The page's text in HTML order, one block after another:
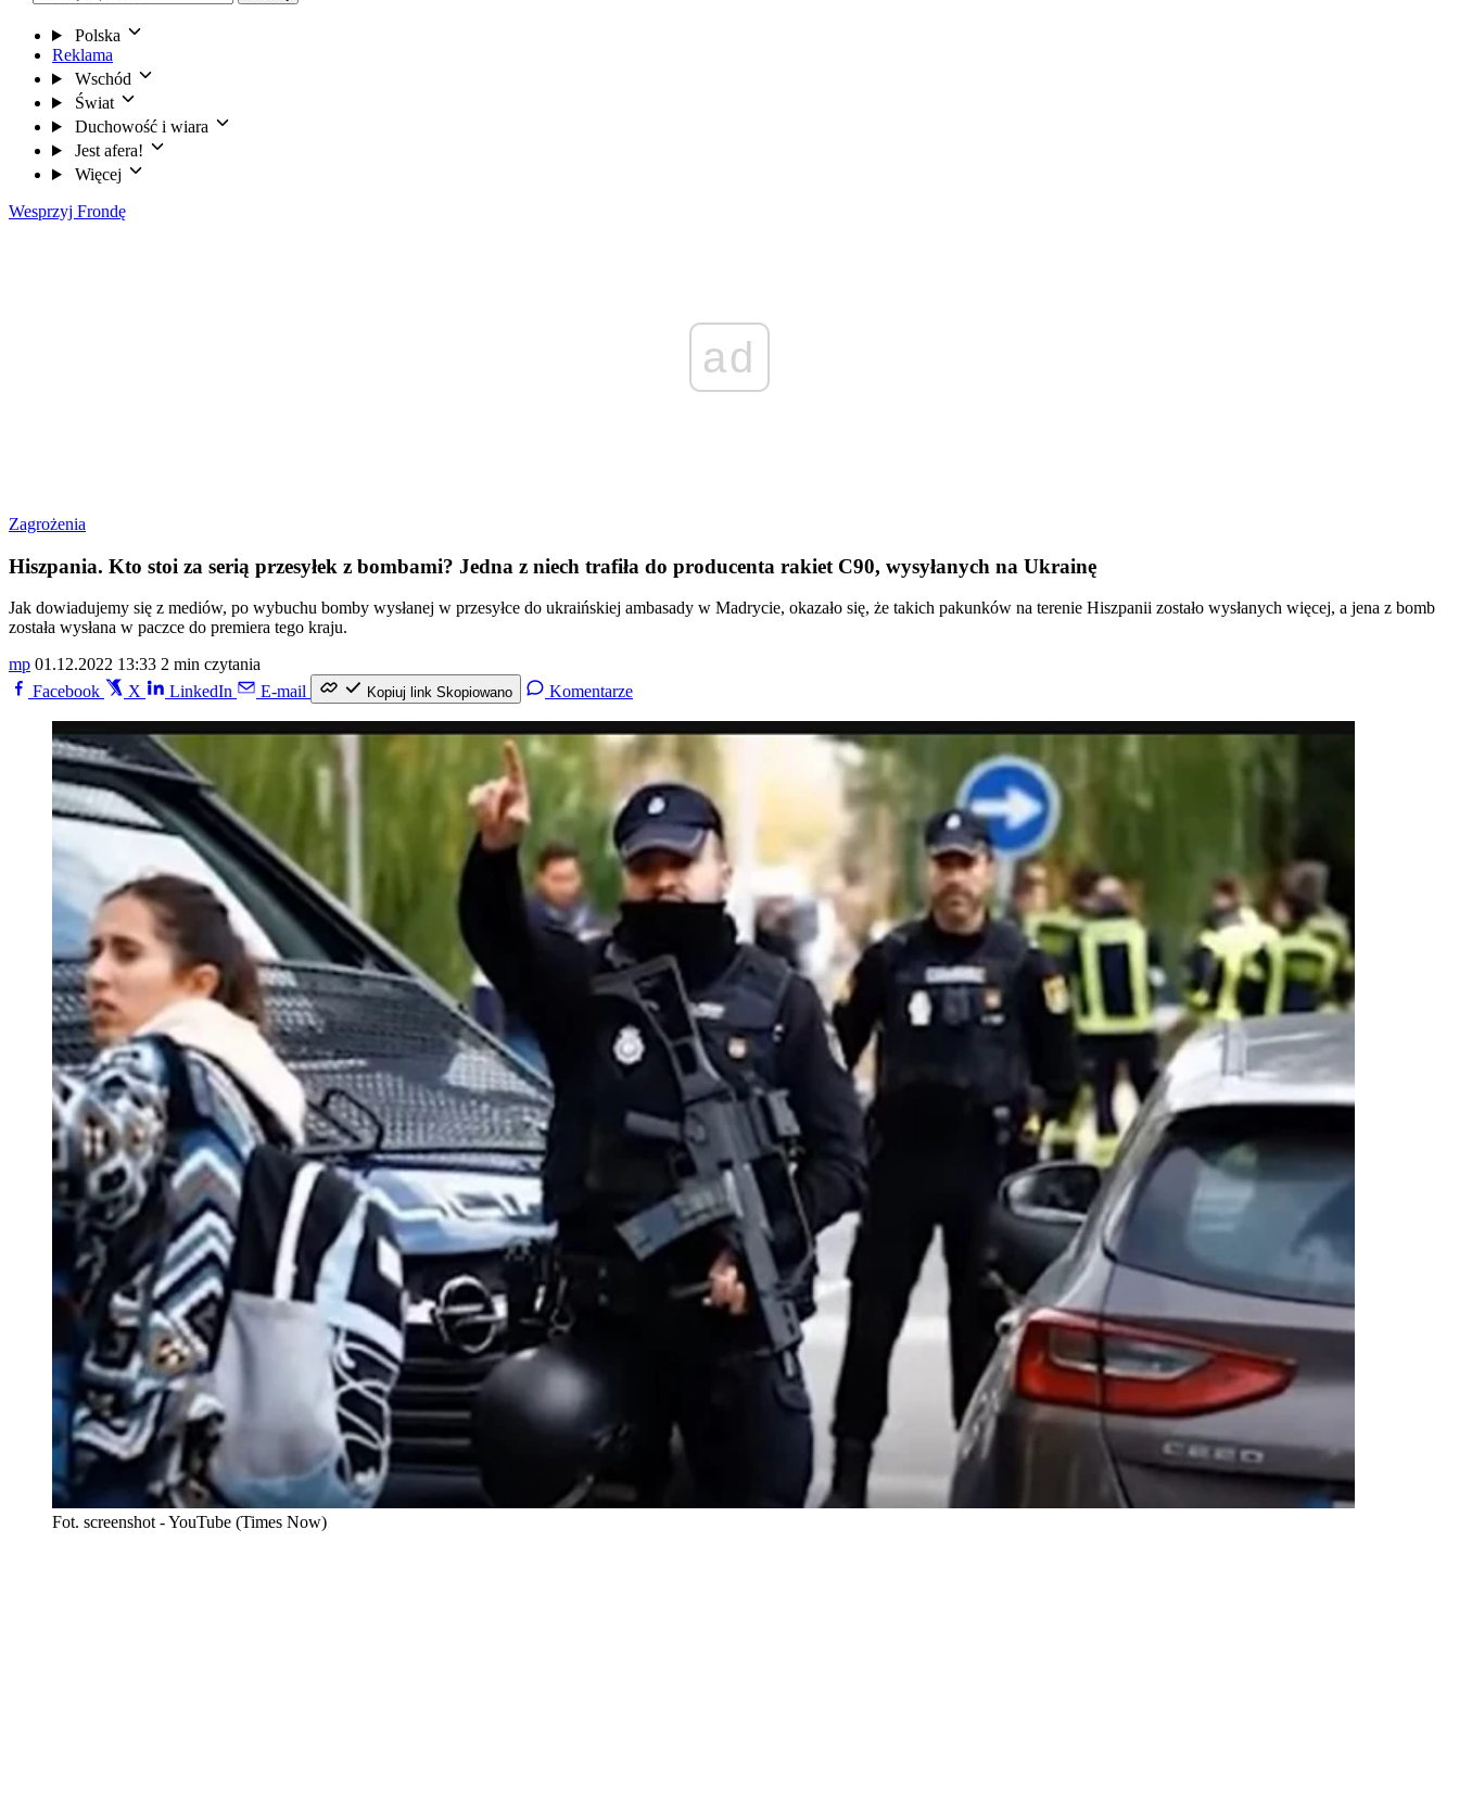
Polska
Reklama
Wschód
Świat
Duchowość i wiara
Jest afera!
Więcej
Wesprzyj Frondę
ad
Zagrożenia
Hiszpania. Kto stoi za serią przesyłek z bombami? Jedna z niech trafiła do producenta rakiet C90, wysyłanych na Ukrainę
Jak dowiadujemy się z mediów, po wybuchu bomby wysłanej w przesyłce do ukraińskiej ambasady w Madrycie, okazało się, że takich pakunków na terenie Hiszpanii zostało wysłanych więcej, a jena z bomb
została wysłana w paczce do premiera tego kraju.
mp 01.12.2022 13:33 2 min czytania
Facebook
X LinkedIn E-mail Kopiuj link Skopiowano Komentarze
Fot. screenshot - YouTube (Times Now)